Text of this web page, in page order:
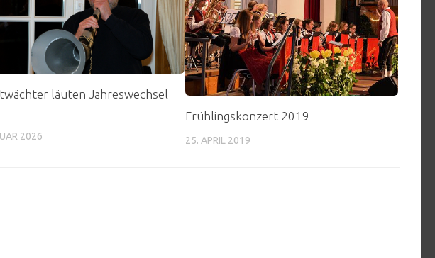
läuten Jahreswechsel
2026
Frühlingskonzert 2019
25. APRIL 2019